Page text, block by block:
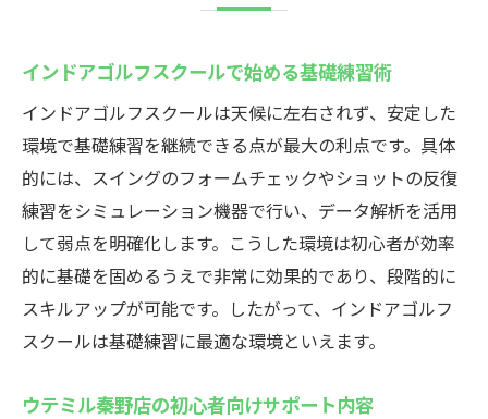
インドアゴルフスクールで始める基礎練習術
インドアゴルフスクールは天候に左右されず、安定した
環境で基礎練習を継続できる点が最大の利点です。具体
的には、スイングのフォームチェックやショットの反復
練習をシミュレーション機器で行い、データ解析を活用
して弱点を明確化します。こうした環境は初心者が効率
的に基礎を固めるうえで非常に効果的であり、段階的に
スキルアップが可能です。したがって、インドアゴルフ
スクールは基礎練習に最適な環境といえます。
ウテミル秦野店の初心者向けサポート内容